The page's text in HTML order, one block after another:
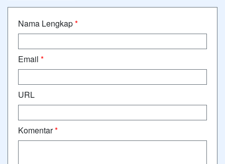
Nama Lengkap*
Email *
URL
Komentar*